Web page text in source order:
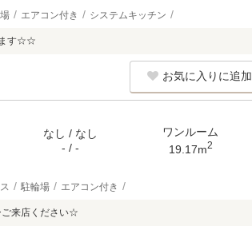
エアコン付き システムキッチン
ます☆☆
お気に入りに追加
なし / なし
- / -
ワンルーム
19.17m2
駐輪場 エアコン付き
来店ください☆